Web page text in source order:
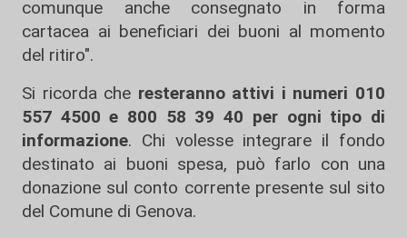
comunque anche consegnato in forma
cartacea ai beneficiari dei buoni al momento
del ritiro".
Si ricorda che resteranno attivi i numeri 010
557 4500 e 800 58 39 40 per ogni tipo di
informazione. Chi volesse integrare il fondo
destinato ai buoni spesa, può farlo con una
donazione sul conto corrente presente sul sito
del Comune di Genova.